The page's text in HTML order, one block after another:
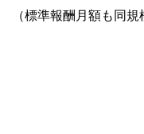
（標準報酬月額も同